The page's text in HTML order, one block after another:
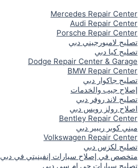
Mercedes Repair Center
Audi Repair Center
Porsche Repair Center
تصليح لامبورجيني دبي
تصليح كيا دبي
Dodge Repair Center & Garage
BMW Repair Center
تصليح جاكوار دبي
إصلاح جيب والخدمات
تصليح لاند روفر دبي
اصلاح رولز رويس دبي
Bentley Repair Center
ميني كوبر ريبير دبي
Volkswagen Repair Center
تصليح لكزس دبي
متخصص في إصلاح سيارات إنفينيتي في دبي
تصليح سيارات جي ام سي دبي